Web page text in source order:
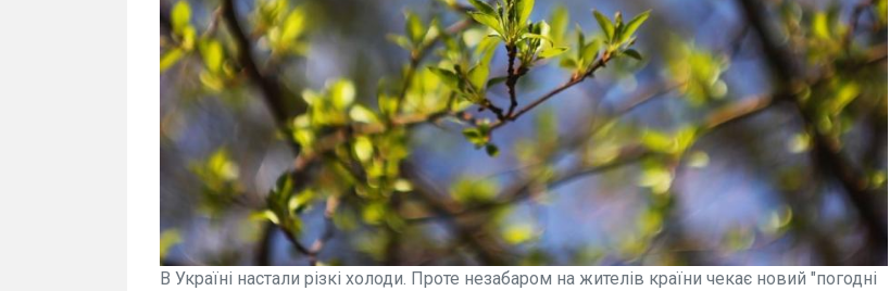
В Україні настали різкі холоди. Проте незабаром на жителів країни чекає новий "погодні